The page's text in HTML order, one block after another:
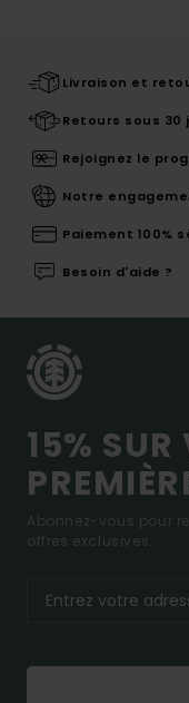
Livraison et
Retours sous 30
Rejoignez le
Notre
Paiement 100%
Besoin d'aide ?
15% SUR
Abonnez-vous pour
offres exclusives.